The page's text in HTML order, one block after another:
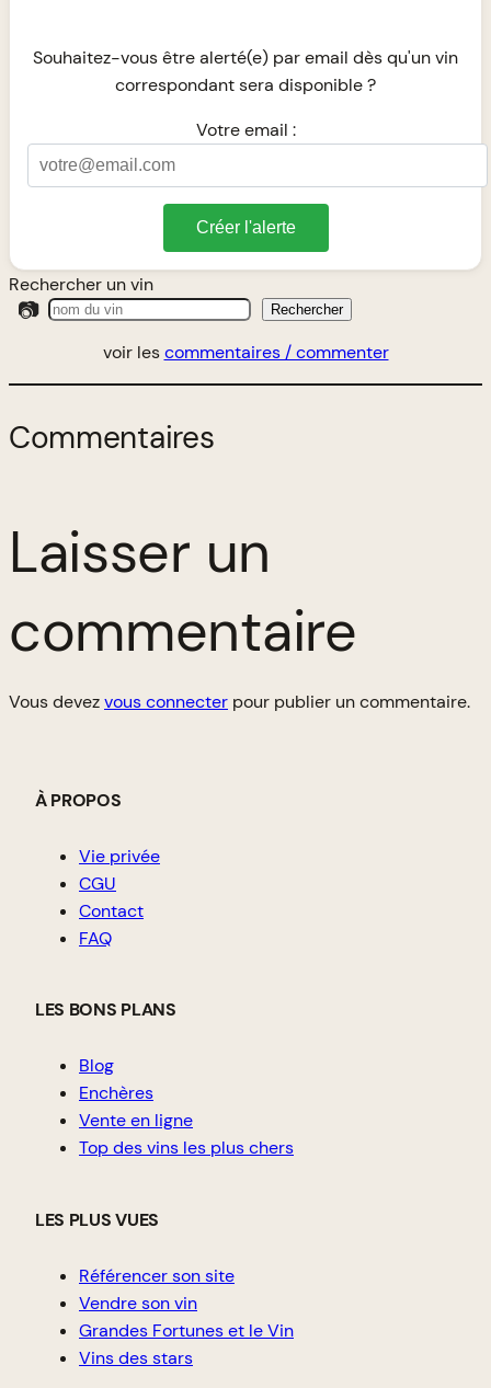
Souhaitez-vous être alerté(e) par email dès qu'un vin
correspondant sera disponible ?
Votre email :
Créer l'alerte
Rechercher un vin
📷 Rechercher
voir lescommentaires / commenter
Commentaires
Laisser un
commentaire
Vous devezvous connecter pour publier un commentaire.
À PROPOS
Vie privée
CGU
Contact
FAQ
LES BONS PLANS
Blog
Enchères
Vente en ligne
Top des vins les plus chers
LES PLUS VUES
Référencer son site
Vendre son vin
Grandes Fortunes et le Vin
Vins des stars